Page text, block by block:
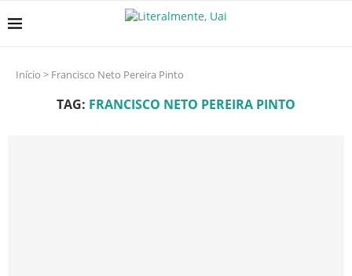
Início > Francisco Neto Pereira Pinto
TAG: FRANCISCO NETO PEREIRA PINTO